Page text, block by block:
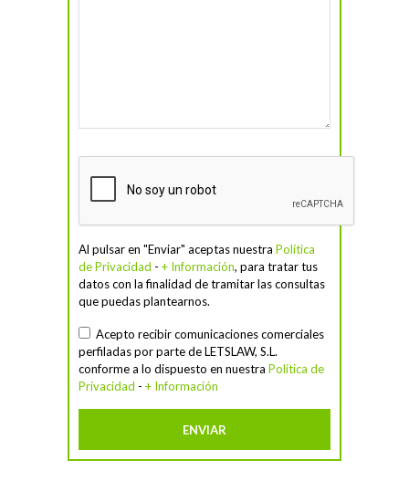
Al pulsar en "Enviar" aceptas nuestra Política
de Privacidad - + Información, para tratar tus
datos con la finalidad de tramitar las consultas
que puedas plantearnos.
Acepto recibir comunicaciones comerciales
perfiladas por parte de LETSLAW, S.L.
conforme a lo dispuesto en nuestra Política de
Privacidad - + Información